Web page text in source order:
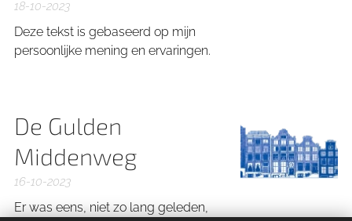
18-10-2023
Deze tekst is gebaseerd op mijn
persoonlijke mening en ervaringen.
De Gulden
Middenweg
16-10-2023
Er was eens, niet zo lang geleden,